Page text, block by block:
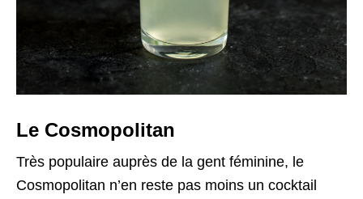
Le Cosmopolitan
Très populaire auprès de la gent féminine, le
Cosmopolitan n’en reste pas moins un cocktail